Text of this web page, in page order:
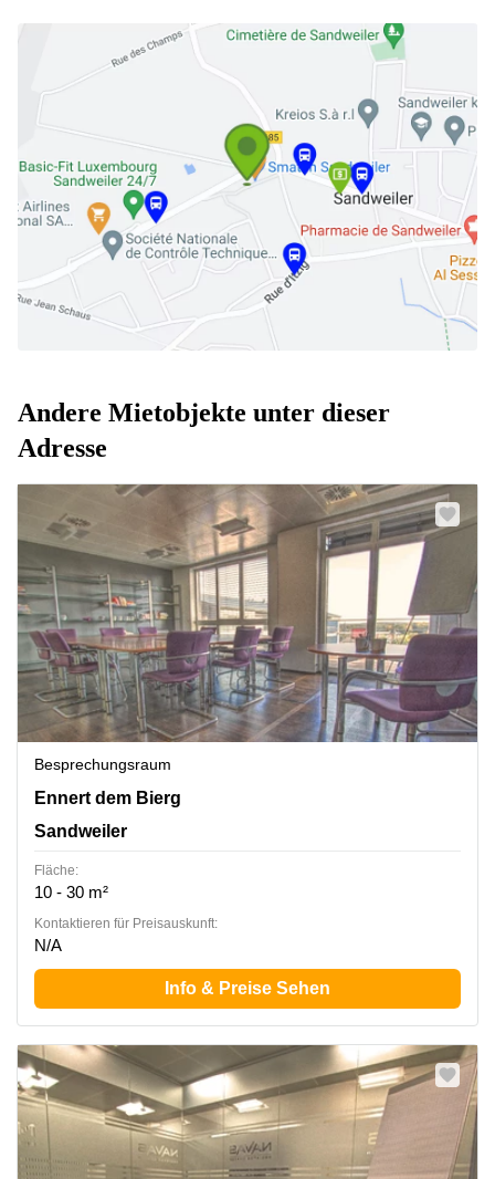
Andere Mietobjekte unter dieser
Adresse
Besprechungsraum
2b Ennert dem Bierg, Sandweiler
Ennert dem Bierg
Sandweiler
Fläche:
10 - 30 m²
Kontaktieren für Preisauskunft:
N/A
Info & Preise Sehen